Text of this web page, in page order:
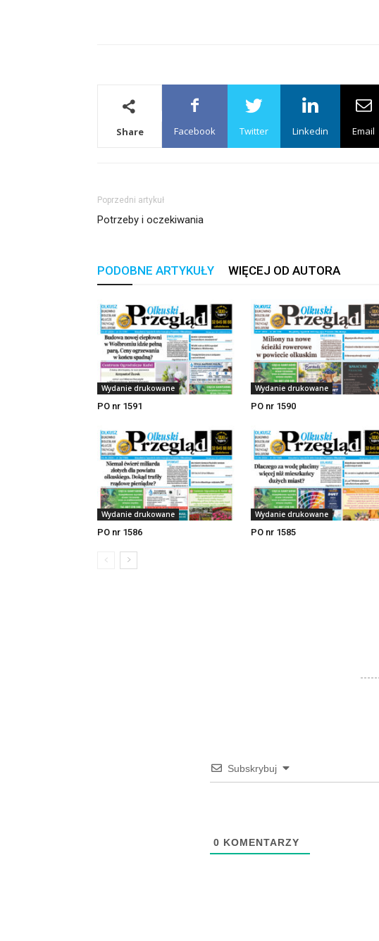
Share Facebook Twitter Linkedin Email
Poprzedni artykuł
Potrzeby i oczekiwania
PODOBNE ARTYKUŁY WIĘCEJ OD AUTORA
Wydanie drukowane
PO nr 1591
Wydanie drukowane
PO nr 1590
Wydanie drukowane
PO nr 1586
Wydanie drukowane
PO nr 1585
Subskrybuj
0 KOMENTARZY